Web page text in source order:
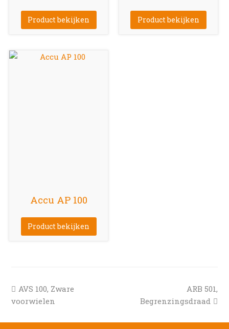
Product bekijken Product bekijken
Accu AP 100
Product bekijken
previous
post:
AVS 100, Zware
voorwielen
next
post:
ARB 501,
Begrenzingsdraad